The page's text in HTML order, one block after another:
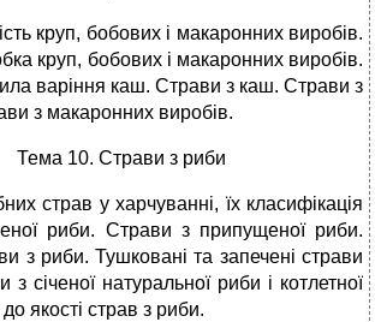
круп, бобових і макаронних виробів.
круп, бобових і макаронних виробів.
варіння каш. Страви з каш. Страви з
з макаронних виробів.
Тема 10. Страви з риби
страв у харчуванні, їх класифікація
риби. Страви з припущеної риби.
з риби. Тушковані та запечені страви
з січеної натуральної риби і котлетної
якості страв з риби.